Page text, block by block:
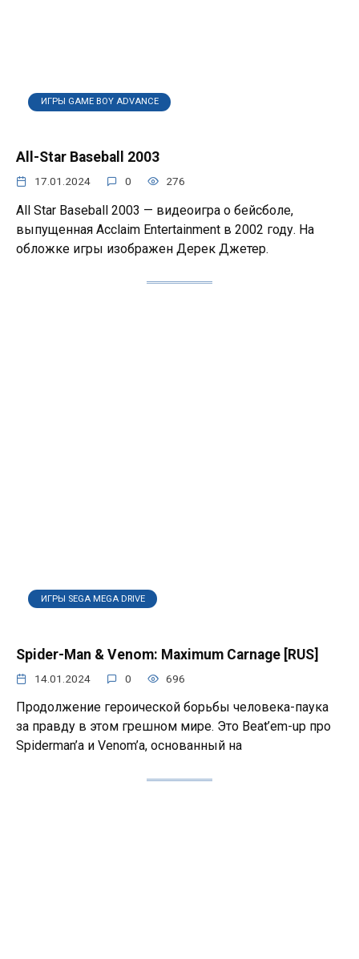
ИГРЫ GAME BOY ADVANCE
All-Star Baseball 2003
17.01.2024 0 276
All Star Baseball 2003 — видеоигра о бейсболе,
выпущенная Acclaim Entertainment в 2002 году. На
обложке игры изображен Дерек Джетер.
ИГРЫ SEGA MEGA DRIVE
Spider-Man & Venom: Maximum Carnage [RUS]
14.01.2024 0 696
Продолжение героической борьбы человека-паука
за правду в этом грешном мире. Это Beat’em-up про
Spiderman’а и Venom’а, основанный на